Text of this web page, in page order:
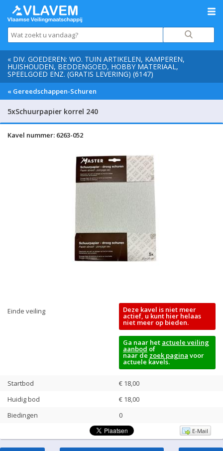
« DIV. GOEDEREN: WO. TUIN ARTIKELEN, KAMPEREN,
HUISHOUDEN, BEDDENGOED, HOBBY MATERIAAL,
SPEELGOED ENZ. (GRATIS LEVERING) (6147)
« Gereedschappen-Schuren
5xSchuurpapier korrel 240
Kavel nummer: 6263-052
Einde veiling Deze kavel is niet meer
actief, u kunt hier helaas
niet meer op bieden.
Ga naar het actuele veiling
aanbod of
naar de zoek pagina voor
actuele kavels.
Startbod
€ 18,00
Huidig bod
€ 18,00
Biedingen
0
E-Mail